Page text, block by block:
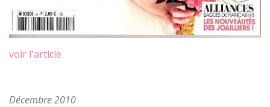
voir l'article
Décembre 2010